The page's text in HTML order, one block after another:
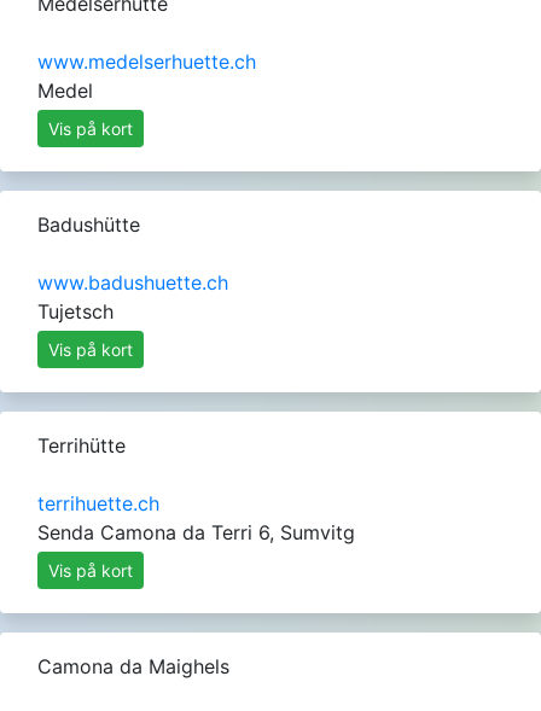
www.medelserhuette.ch
Medel
Vis på kort
Badushütte
www.badushuette.ch
Tujetsch
Vis på kort
Terrihütte
terrihuette.ch
Senda Camona da Terri 6, Sumvitg
Vis på kort
Camona da Maighels